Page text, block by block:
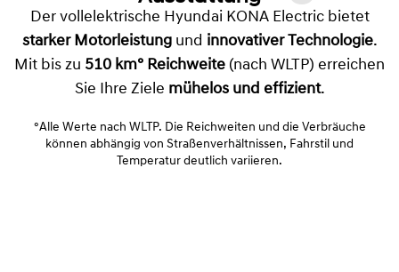
Der vollelektrische Hyundai KONA Electric bietet
starker Motorleistungund innovativer Technologie.
Mit bis zu 510 km° Reichweite (nach WLTP) erreichen
Sie Ihre Ziele mühelos und effizient.
°Alle Werte nach WLTP. Die Reichweiten und die Verbräuche
können abhängig von Straßenverhältnissen, Fahrstil und
Temperatur deutlich variieren.